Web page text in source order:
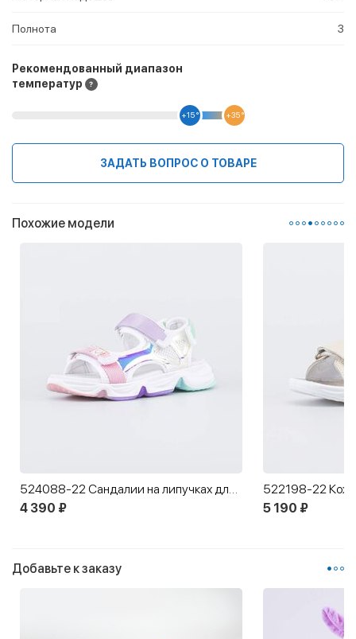
Полнота 3
Рекомендованный диапазон
температур
+15 ° +35 °
ЗАДАТЬ ВОПРОС О ТОВАРЕ
Похожие модели
524088-22 Сандалии на липучках для девочки
4 390 ₽
5 190 ₽
Добавьте к заказу